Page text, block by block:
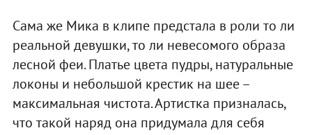
Сама же Мика в клипе предстала в роли то ли
реальной девушки, то ли невесомого образа
лесной феи. Платье цвета пудры, натуральные
локоны и небольшой крестик на шее –
максимальная чистота. Артистка призналась,
что такой наряд она придумала для себя